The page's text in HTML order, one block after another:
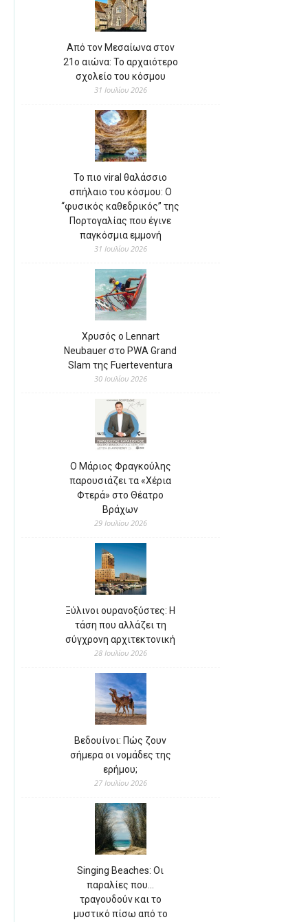
Από τον Μεσαίωνα στον
21ο αιώνα: Το αρχαιότερο
σχολείο του κόσμου
31 Ιουλίου 2026
Το πιο viral θαλάσσιο
σπήλαιο του κόσμου: Ο
“φυσικός καθεδρικός” της
Πορτογαλίας που έγινε
παγκόσμια εμμονή
31 Ιουλίου 2026
Χρυσός ο Lennart
Neubauer στο PWA Grand
Slam της Fuerteventura
30 Ιουλίου 2026
Ο Μάριος Φραγκούλης
παρουσιάζει τα «Χέρια
Φτερά» στο Θέατρο
Βράχων
29 Ιουλίου 2026
Ξύλινοι ουρανοξύστες: Η
τάση που αλλάζει τη
σύγχρονη αρχιτεκτονική
28 Ιουλίου 2026
Βεδουίνοι: Πώς ζουν
σήμερα οι νομάδες της
ερήμου;
27 Ιουλίου 2026
Singing Beaches: Οι
παραλίες που…
τραγουδούν και το
μυστικό πίσω από το